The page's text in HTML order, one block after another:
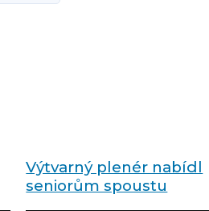
Výtvarný plenér nabídl
seniorům spoustu